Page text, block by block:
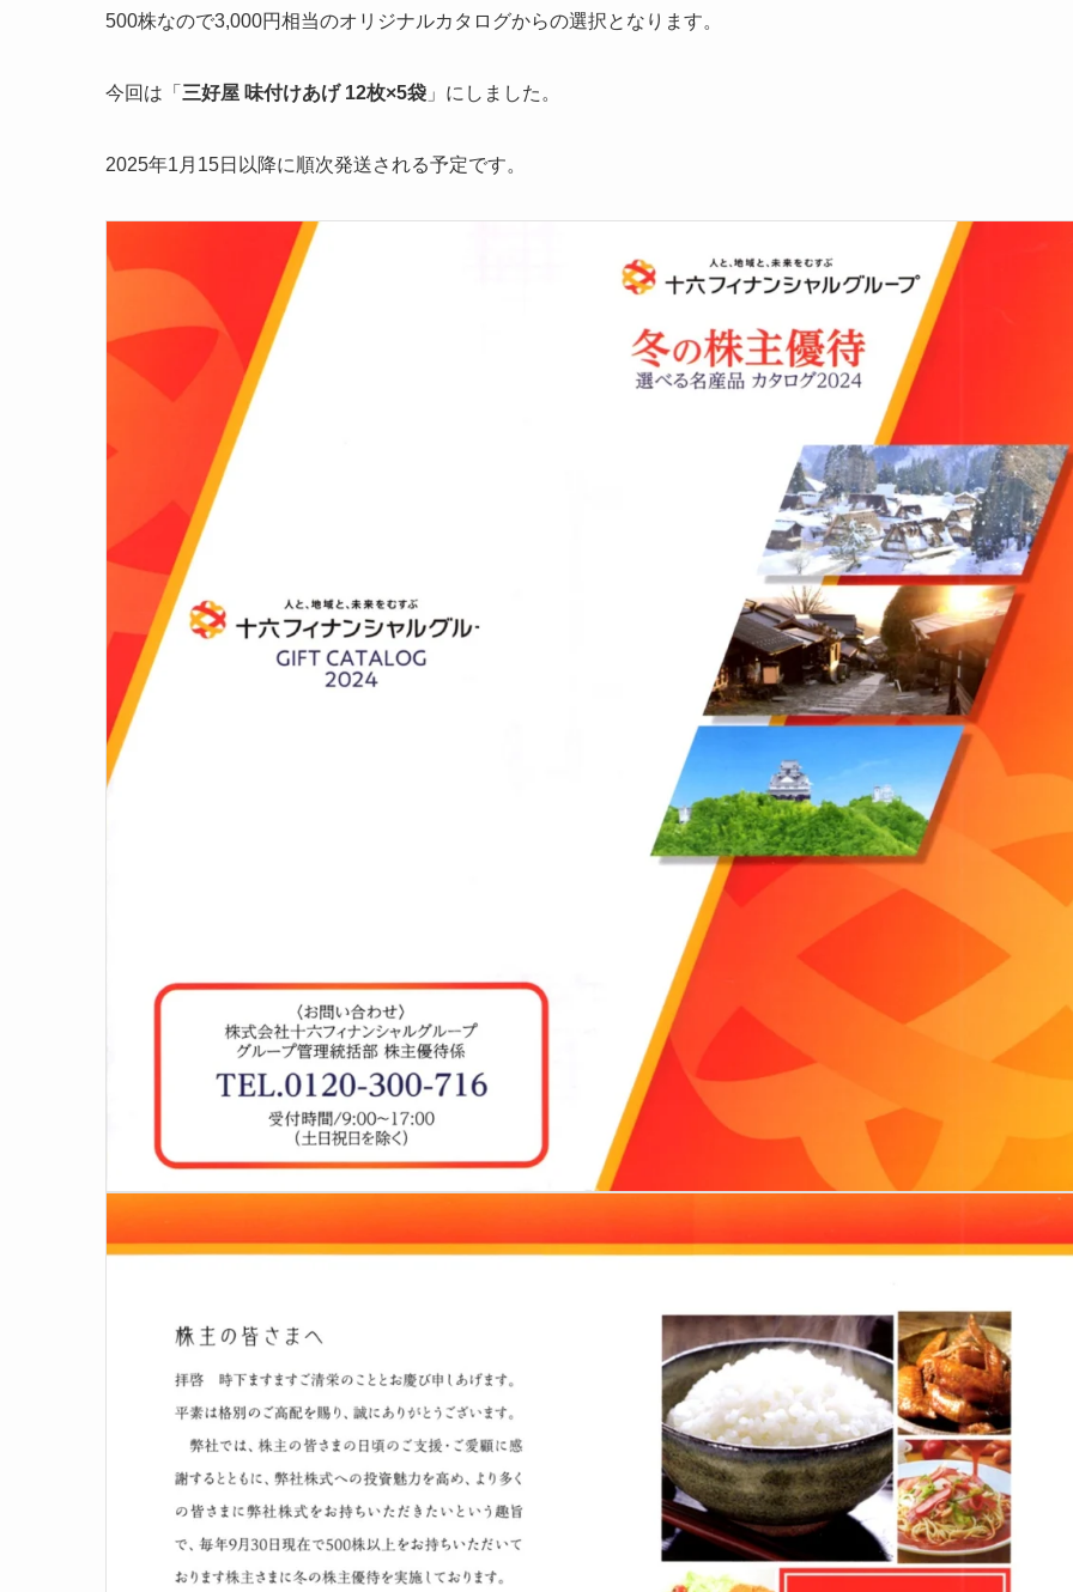
500株なので3,000円相当のオリジナルカタログからの選択となります。
今回は「 三好屋 味付けあげ 12枚×5袋 」にしました。
2025年1月15日以降に順次発送される予定です。